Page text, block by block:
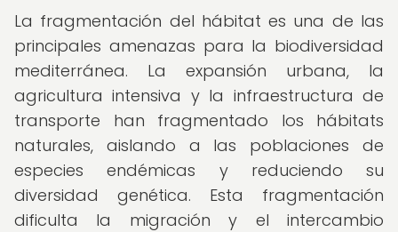
La fragmentación del hábitat es una de las
principales amenazas para la biodiversidad
mediterránea. La expansión urbana, la
agricultura intensiva y la infraestructura de
transporte han fragmentado los hábitats
naturales, aislando a las poblaciones de
especies endémicas y reduciendo su
diversidad genética. Esta fragmentación
dificulta la migración y el intercambio